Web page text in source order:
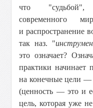
что "судьбой",
современного
и распространение
так наз. "
это означает?
практики начинает
на конечные цели —
(ценность — это и
цель, которая уже